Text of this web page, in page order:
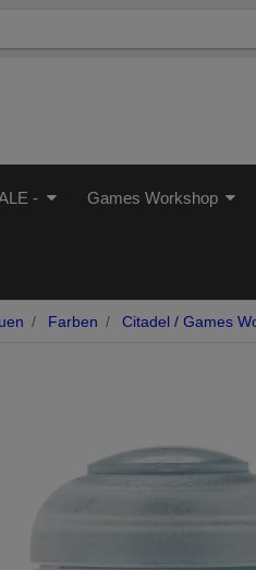
- Games Workshop
Farben Citadel / Games